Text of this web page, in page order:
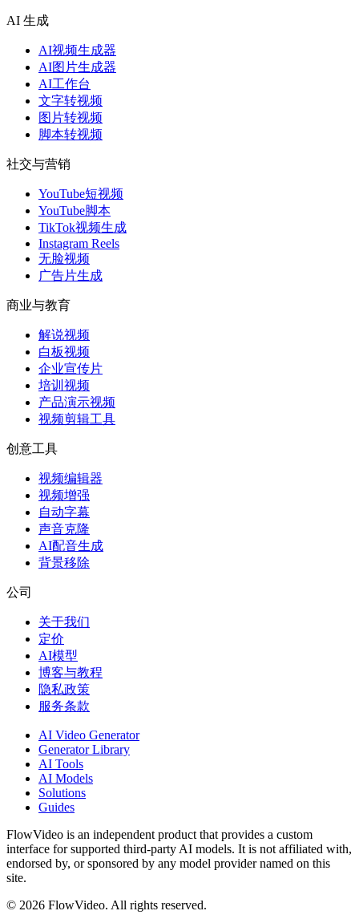
AI 生成
AI视频生成器
AI图片生成器
AI工作台
文字转视频
图片转视频
脚本转视频
社交与营销
YouTube短视频
YouTube脚本
TikTok视频生成
Instagram Reels
无脸视频
广告片生成
商业与教育
解说视频
白板视频
企业宣传片
培训视频
产品演示视频
视频剪辑工具
创意工具
视频编辑器
视频增强
自动字幕
声音克隆
AI配音生成
背景移除
公司
关于我们
定价
AI模型
博客与教程
隐私政策
服务条款
AI Video Generator
Generator Library
AI Tools
AI Models
Solutions
Guides
FlowVideo is an independent product that provides a custom
interface for supported third-party AI models. It is not affiliated with,
endorsed by, or sponsored by any model provider named on this
site.
© 2026 FlowVideo. All rights reserved.